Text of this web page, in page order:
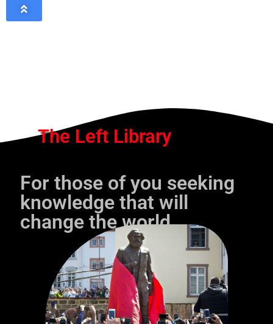
The Left Library
For those of you seeking
knowledge that will
change the world